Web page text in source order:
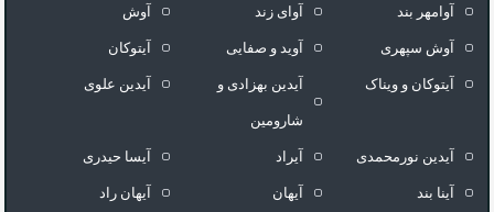
آوامهر بند آوای زند آوش
آوش سپهری آوید و صفایی آیتوکان
آیتوکان و ویناک آیدین بهزادی و
شارومین
آیدین علوی
آیدین نورمحمدی آیراد آیسا حیدری
آینا بند آیهان آیهان راد